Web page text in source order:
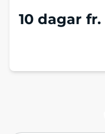
10 dagar fr.